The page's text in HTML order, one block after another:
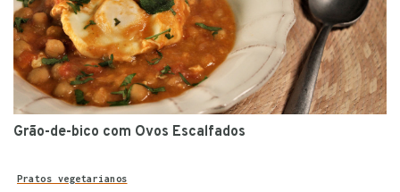
Grão-de-bico com Ovos Escalfados
Pratos vegetarianos